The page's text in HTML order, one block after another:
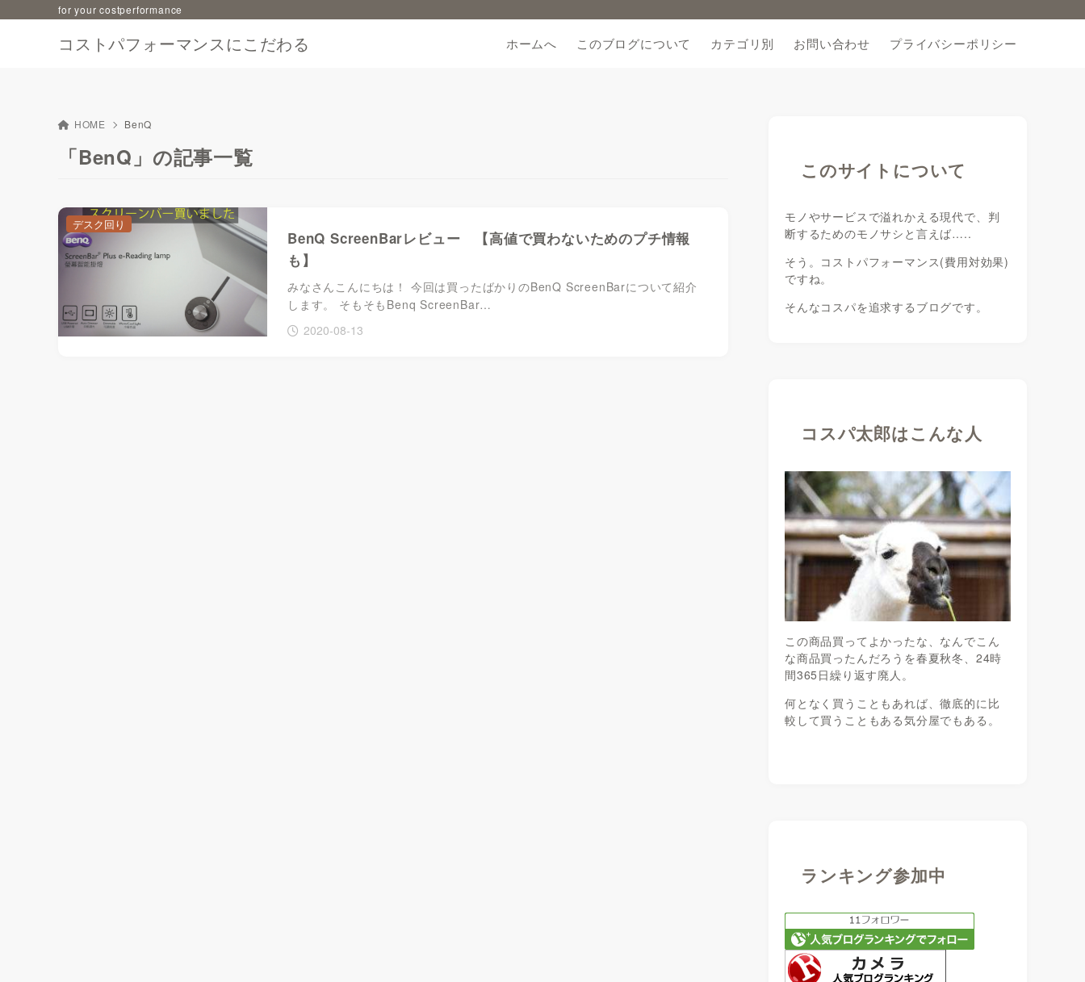
コストパフォーマンスにこだわる
for your costperformance
ホームへ このブログについて カテゴリ別 お問い合わせ プライバシーポリシー
HOME BenQ
「BenQ」の記事一覧
BenQ ScreenBarレビュー 【高値で買わないためのプチ情報
も】
みなさんこんにちは！ 今回は買ったばかりのBenQ ScreenBarについて紹介
します。 そもそもBenq ScreenBar…
2020-08-13
デスク回り
このサイトについて
モノやサービスで溢れかえる現代で、判
断するためのモノサシと言えば…..
そう。コストパフォーマンス(費用対効果)
ですね。
そんなコスパを追求するブログです。
コスパ太郎はこんな人
この商品買ってよかったな、なんでこん
な商品買ったんだろうを春夏秋冬、24時
間365日繰り返す廃人。
何となく買うこともあれば、徹底的に比
較して買うこともある気分屋でもある。
ランキング参加中